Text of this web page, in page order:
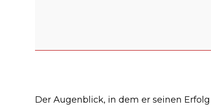
Der Augenblick, in dem er seinen